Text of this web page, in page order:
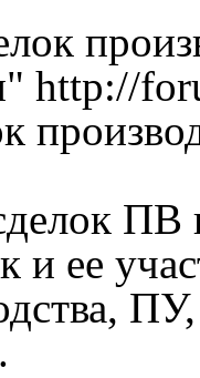
http://
ПВ
и ее